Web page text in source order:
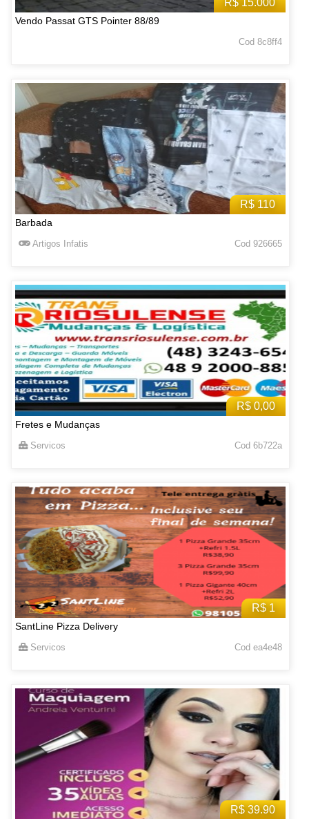
R$ 15.000
Vendo Passat GTS Pointer 88/89
Cod 8c8ff4
R$ 110
Barbada
Artigos Infatis Cod 926665
R$ 0,00
Fretes e Mudanças
Servicos Cod 6b722a
R$ 1
SantLine Pizza Delivery
Servicos Cod ea4e48
R$ 39.90